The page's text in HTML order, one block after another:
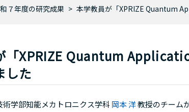
７年度の研究成果 本学教員が「XPRIZE Quantum
「XPRIZE Quantum
した
学部知能メカトロニクス学科 岡本 洋教授のチーム